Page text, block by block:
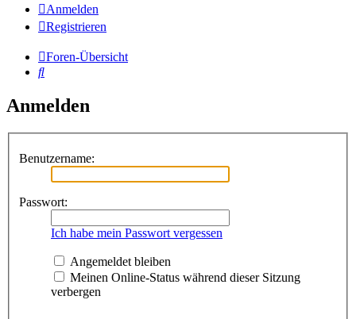
Anmelden
Registrieren
Foren-Übersicht
Suche
Anmelden
Benutzername:
Passwort:
Ich habe mein Passwort vergessen
Angemeldet bleiben
Meinen Online-Status während dieser Sitzung
verbergen